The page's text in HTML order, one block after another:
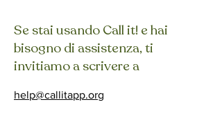
Se stai usando Call it! e hai
bisogno di assistenza, ti
invitiamo a scrivere a
help@callitapp.org